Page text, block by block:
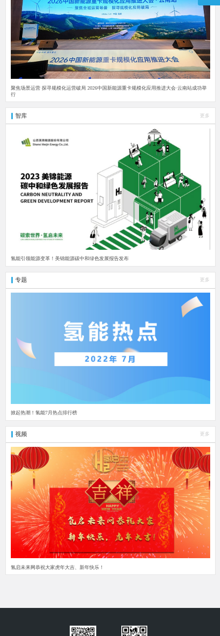
聚焦场景运营 探寻规模化运营破局 2026中国新能源重卡规模化应用推进大会·云南站成功举
行
智库 更多
氢能引领能源变革！美锦能源碳中和绿色发展报告发布
专题 更多
掀起热潮！氢能7月热点排行榜
视频 更多
氢启未来网恭祝大家虎年大吉、新年快乐！